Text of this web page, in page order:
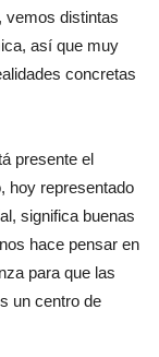
vemos distintas
así que muy
concretas
presente el
hoy representado
significa buenas
hace pensar en
para que las
un centro de